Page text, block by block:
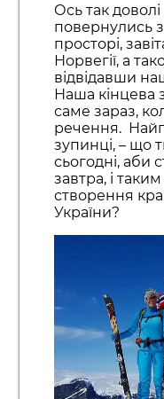
Ось так
повернулись
просторі,
Норвегії, а
відвідавши
Наша кінцева
саме зараз,
речення.
зупинці, – що
сьогодні, аби
завтра, і
створення
України?